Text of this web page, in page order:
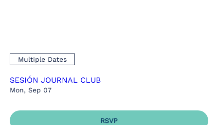
Multiple Dates
SESIÓN JOURNAL CLUB
Mon, Sep 07
RSVP